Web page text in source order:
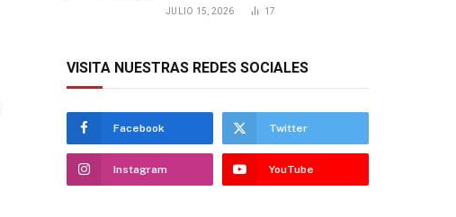
JULIO 15, 2026 17
VISITA NUESTRAS REDES SOCIALES
Facebook Twitter
Instagram YouTube